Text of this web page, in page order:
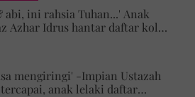
ini rahsia Tuhan...' Anak
Azhar Idrus hantar daftar kolej,
mengiringi' -Impian Ustazah
anak lelaki daftar